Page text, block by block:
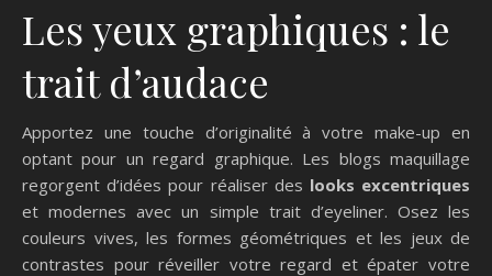
Les yeux graphiques : le
trait d’audace
Apportez une touche d’originalité à votre make-up en
optant pour un regard graphique. Les blogs maquillage
regorgent d’idées pour réaliser des looks excentriques
et modernes avec un simple trait d’eyeliner. Osez les
couleurs vives, les formes géométriques et les jeux de
contrastes pour réveiller votre regard et épater votre